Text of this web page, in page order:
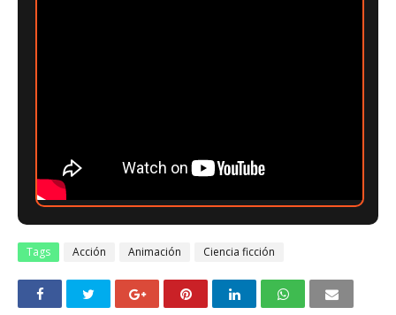
Tags Acción Animación Ciencia ficción